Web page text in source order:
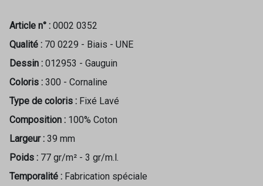
Article n° : 0002 0352
Qualité : 70 0229 - Biais - UNE
Dessin : 012953 - Gauguin
Coloris : 300 - Cornaline
Type de coloris : Fixé Lavé
Composition : 100% Coton
Largeur : 39 mm
Poids : 77 gr/m² - 3 gr/m.l.
Temporalité : Fabrication spéciale